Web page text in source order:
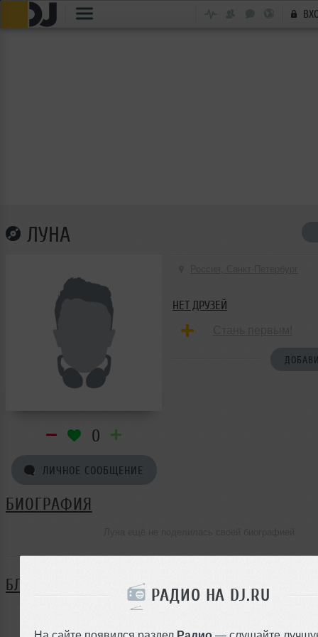
РАДИО НА DJ.RU
На сайте появился раздел Радио — слушайте
ЛУНА
0
ЛИЧНОЕ СООБЩЕНИЕ
НЕТ ДРУЗЕЙ
БИОГРАФИЯ
БЛОГ